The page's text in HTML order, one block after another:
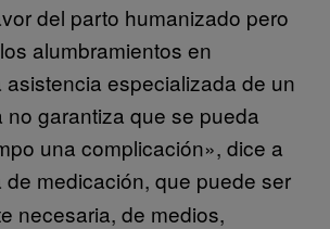
del parto humanizado pero
alumbramientos en
asistencia especializada de un
no garantiza que se pueda
una complicación», dice a
de medicación, que puede ser
necesaria, de medios,